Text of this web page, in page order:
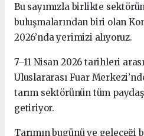
Bu sayımızla birlikte
buluşmalarından biri olan
2026’nda yerimizi alıyoruz.
7–11 Nisan 2026 tarihleri
Uluslararası Fuar
tarım sektörünün tüm
getiriyor.
Tarımın bugünü ve geleceği